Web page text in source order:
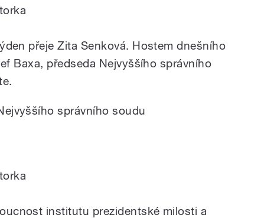
přeje Zita Senková. Hostem dnešního
Baxa, předseda Nejvyššího správního
správního soudu
institutu prezidentské milosti a